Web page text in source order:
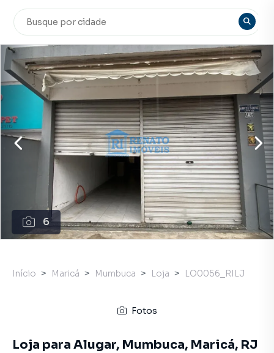
6
Início Maricá Mumbuca Loja LO0056_RILJ
Fotos
Loja para Alugar, Mumbuca, Maricá, RJ